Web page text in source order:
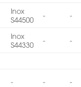
Inox
S44500
- -
Inox
S44330
- -
- - -